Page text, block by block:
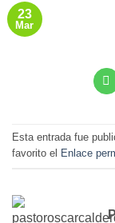
23
Mar
Esta entrada fue
favorito el Enlace